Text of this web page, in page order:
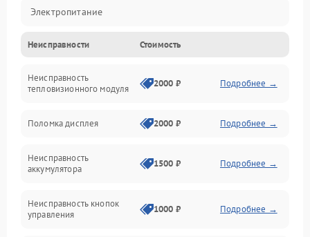
Электропитание
Измерения
Матрица
Неисправности Стоимость
Неисправность
тепловизионного модуля
2000 ₽ Подробнее →
Поломка дисплея 2000 ₽ Подробнее →
Неисправность
аккумулятора
1500 ₽ Подробнее →
Неисправность кнопок
управления
1000 ₽ Подробнее →